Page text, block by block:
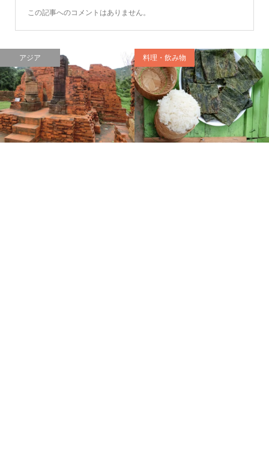
この記事へのコメントはありません。
アジア 料理・飲み物